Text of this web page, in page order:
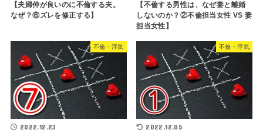
【夫婦仲が良いのに不倫する夫。
なぜ？⑥ズレを修正する】
【不倫する男性は、なぜ妻と離婚
しないのか？②不倫担当女性 VS 妻
担当女性】
不倫・浮気
2022.12.23
不倫・浮気
2022.12.05